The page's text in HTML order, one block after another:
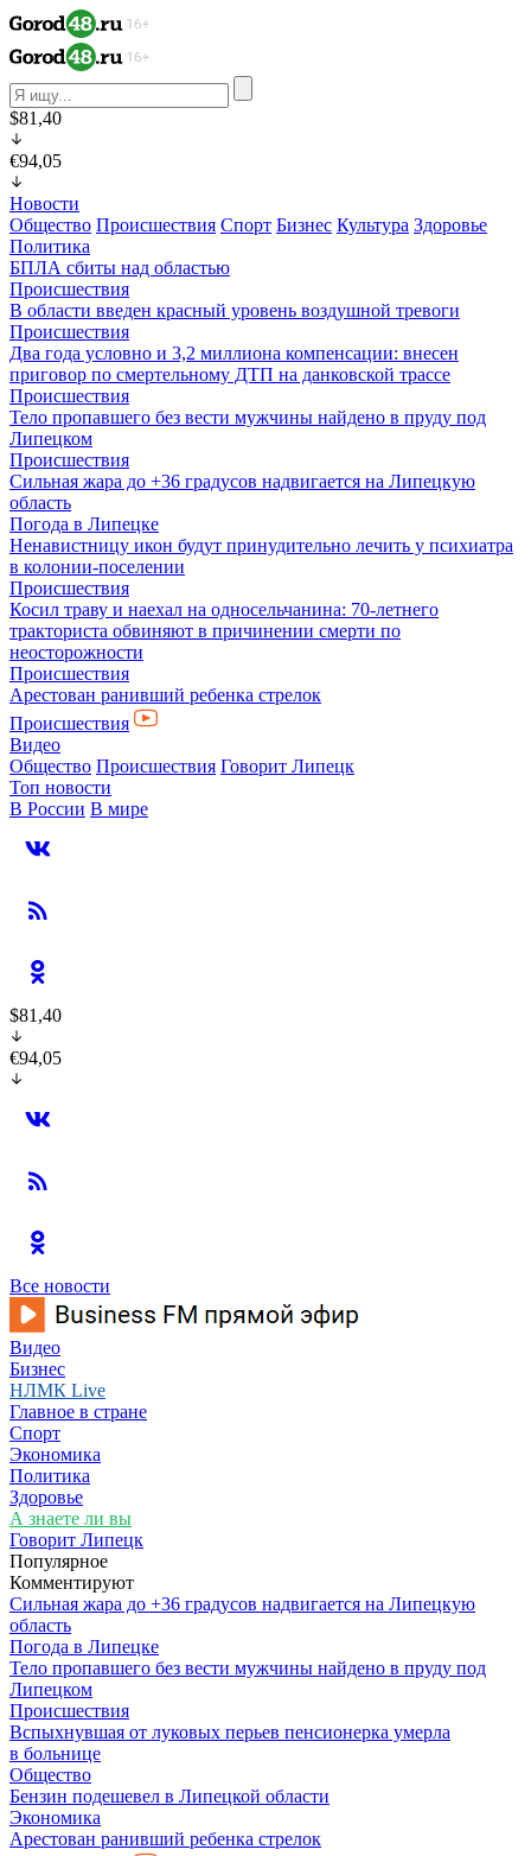
$81,40
€94,05
Новости
Общество Происшествия Спорт Бизнес Культура Здоровье
Политика
БПЛА сбиты над областью
Происшествия
В области введен красный уровень воздушной тревоги
Происшествия
Два года условно и 3,2 миллиона компенсации: внесен
приговор по смертельному ДТП на данковской трассе
Происшествия
Тело пропавшего без вести мужчины найдено в пруду под
Липецком
Происшествия
Сильная жара до +36 градусов надвигается на Липецкую
область
Погода в Липецке
Ненавистницу икон будут принудительно лечить у психиатра
в колонии-поселении
Происшествия
Косил траву и наехал на односельчанина: 70-летнего
тракториста обвиняют в причинении смерти по
неосторожности
Происшествия
Арестован ранивший ребенка стрелок
Происшествия
Видео
Общество Происшествия Говорит Липецк
Топ новости
В России В мире
$81,40
€94,05
Все новости
Видео
Бизнес
НЛМК Live
Главное в стране
Спорт
Экономика
Политика
Здоровье
А знаете ли вы
Говорит Липецк
Популярное
Комментируют
Сильная жара до +36 градусов надвигается на Липецкую
область
Погода в Липецке
Тело пропавшего без вести мужчины найдено в пруду под
Липецком
Происшествия
Вспыхнувшая от луковых перьев пенсионерка умерла
в больнице
Общество
Бензин подешевел в Липецкой области
Экономика
Арестован ранивший ребенка стрелок